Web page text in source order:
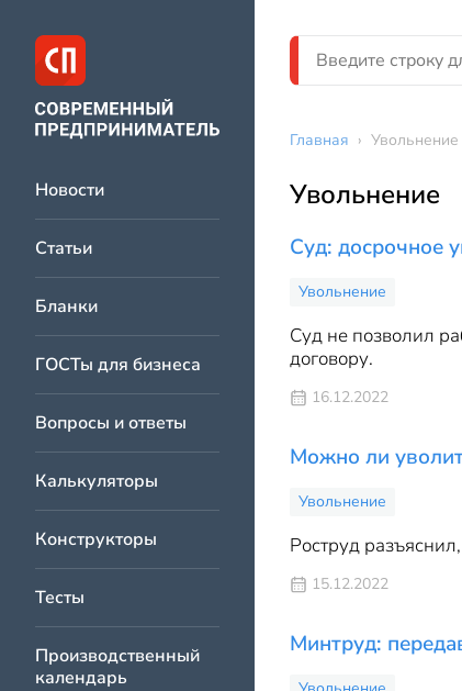
Новости
Статьи
Бланки
ГОСТы для бизнеса
Вопросы и ответы
Калькуляторы
Конструкторы
Тесты
Производственный
календарь
Главная › Увольнение
Увольнение
Суд: досрочное
Увольнение
Суд не позволил
договору.
16.12.2022
Можно ли
Увольнение
Роструд
15.12.2022
Минтруд: